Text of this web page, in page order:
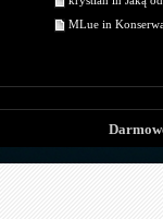
MLue in